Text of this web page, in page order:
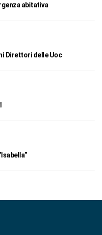
abitativa
Direttori delle Uoc